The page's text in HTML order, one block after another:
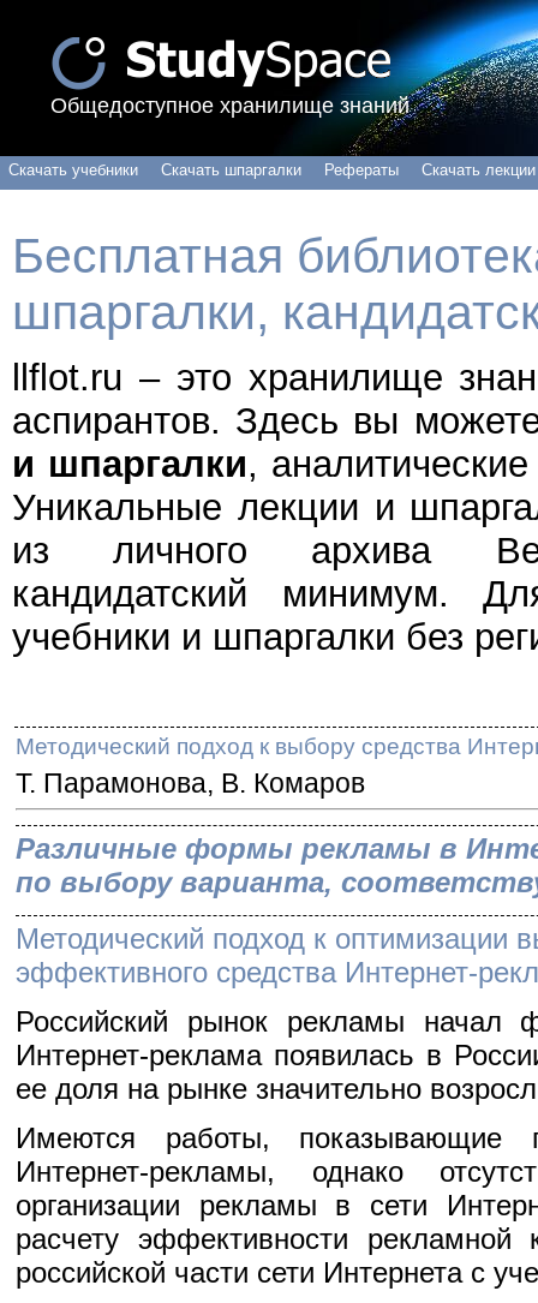
Общедоступное хранилище знаний
Скачать учебники Скачать шпаргалки Рефераты Скачать лекции
Бесплатная
шпаргалки,
llflot.ru – это хранилище
аспирантов. Здесь вы
и шпаргалки,
Уникальные лекции и
из личного архива
кандидатский минимум.
учебники и шпаргалки без
Методический подход к выбору средства
Т. Парамонова, В. Комаров
Различные формы рекламы в
по выбору варианта,
Методический подход к оптимизации
эффективного средства Интернет-
Российский рынок рекламы начал
Интернет-реклама появилась в
ее доля на рынке значительно
Имеются работы, показывающие
Интернет-рекламы, однако
организации рекламы в сети
расчету эффективности
российской части сети Интернета с